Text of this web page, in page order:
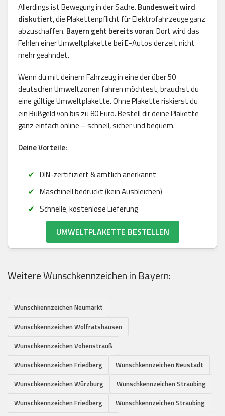
Allerdings ist Bewegung in der Sache. Bundesweit wird
diskutiert, die Plakettenpflicht für Elektrofahrzeuge ganz
abzuschaffen. Bayern geht bereits voran: Dort wird das
Fehlen einer Umweltplakette bei E-Autos derzeit nicht
mehr geahndet.
Wenn du mit deinem Fahrzeug in eine der über 50
deutschen Umweltzonen fahren möchtest, brauchst du
eine gültige Umweltplakette. Ohne Plakette riskierst du
ein Bußgeld von bis zu 80 Euro. Bestell dir deine Plakette
ganz einfach online – schnell, sicher und bequem.
Deine Vorteile:
DIN-zertifiziert & amtlich anerkannt
Maschinell bedruckt (kein Ausbleichen)
Schnelle, kostenlose Lieferung
UMWELTPLAKETTE BESTELLEN
Weitere Wunschkennzeichen in Bayern:
Wunschkennzeichen Neumarkt
Wunschkennzeichen Wolfratshausen
Wunschkennzeichen Vohenstrauß
Wunschkennzeichen Friedberg
Wunschkennzeichen Neustadt
Wunschkennzeichen Würzburg
Wunschkennzeichen Straubing
Wunschkennzeichen Friedberg
Wunschkennzeichen Straubing